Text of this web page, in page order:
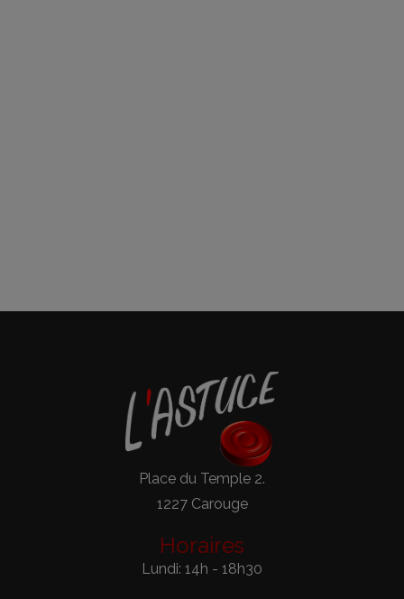
Place du Temple 2.
1227 Carouge
Horaires
Lundi: 14h - 18h30